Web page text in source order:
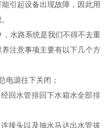
引起设备出现故障，因此用
水路系统是我们不得不去重
注意事项主要有以下几个方
电源往下关闭；
回水管排回下水箱水全部排
接头以及抽水马达出水管拔